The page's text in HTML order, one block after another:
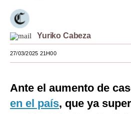
Moda
Estilos
Mundo
México
España
Yuriko Cabeza
27/03/2025 21H00
Ante el aumento de
en el país, que ya